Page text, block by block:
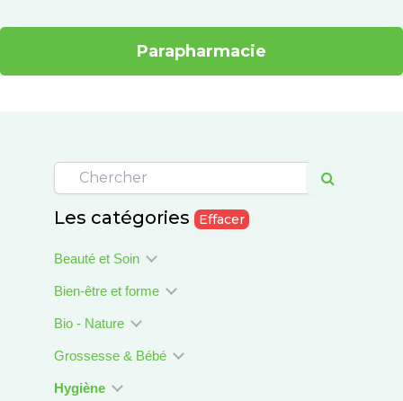
Parapharmacie
Les catégories Effacer
Beauté et Soin
Bien-être et forme
Bio - Nature
Grossesse & Bébé
Hygiène